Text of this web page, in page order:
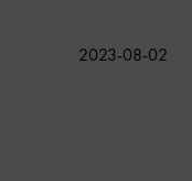
公
2023-08-02